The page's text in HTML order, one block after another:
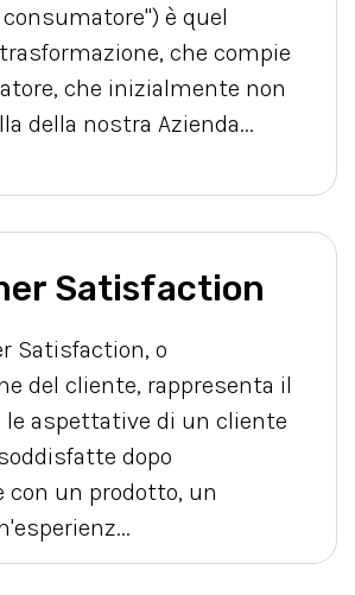
è quel
che compie
che inizialmente non
della nostra Azienda...
Satisfaction
Satisfaction, o
del cliente, rappresenta il
le aspettative di un cliente
dopo
con un prodotto, un